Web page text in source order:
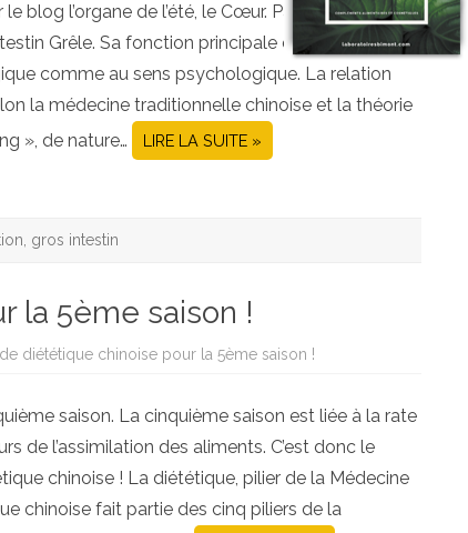
blog l’organe de l’été, le Cœur. Parlons
Grêle. Sa fonction principale est de séparer le
comme au sens psychologique. La relation
la médecine traditionnelle chinoise et la théorie
», de nature…
LIRE LA SUITE »
gros intestin
la 5ème saison !
diététique chinoise pour la 5ème saison !
saison. La cinquième saison est liée à la rate
de l’assimilation des aliments. C’est donc le
chinoise ! La diététique, pilier de la Médecine
chinoise fait partie des cinq piliers de la